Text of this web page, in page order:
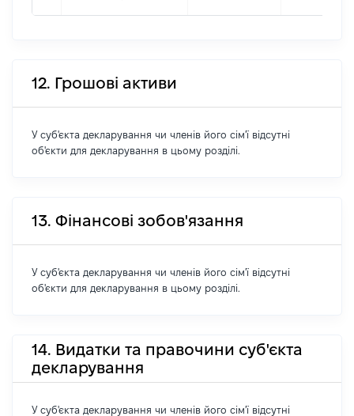
12. Грошові активи
У суб'єкта декларування чи членів його сім'ї відсутні
об'єкти для декларування в цьому розділі.
13. Фінансові зобов'язання
У суб'єкта декларування чи членів його сім'ї відсутні
об'єкти для декларування в цьому розділі.
14. Видатки та правочини суб'єкта
декларування
У суб'єкта декларування чи членів його сім'ї відсутні